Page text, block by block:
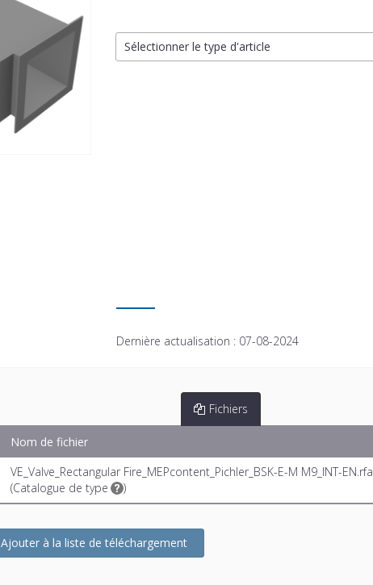
Sélectionner le type d'article
Dernière actualisation : 07-08-2024
Fichiers
Nom de fichier
VE_Valve_Rectangular Fire_MEPcontent_Pichler_BSK-E-M M9_INT-EN.rfa
(Catalogue de type )
Ajouter à la liste de téléchargement